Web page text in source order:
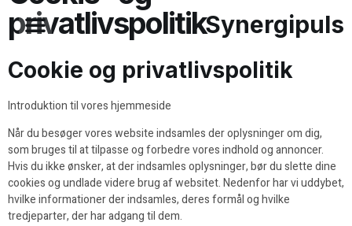
Synergipuls
privatlivspolitik
Cookie og privatlivspolitik
Introduktion til vores hjemmeside
Når du besøger vores website indsamles der oplysninger om dig,
som bruges til at tilpasse og forbedre vores indhold og annoncer.
Hvis du ikke ønsker, at der indsamles oplysninger, bør du slette dine
cookies og undlade videre brug af websitet. Nedenfor har vi uddybet,
hvilke informationer der indsamles, deres formål og hvilke
tredjeparter, der har adgang til dem.